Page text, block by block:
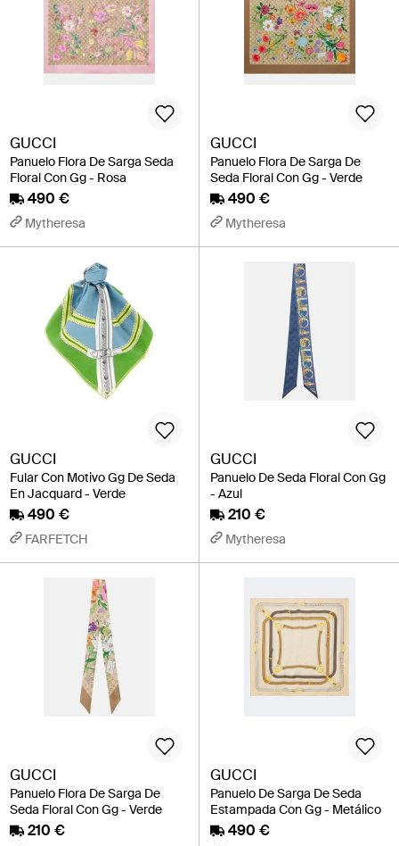
GUCCI
Panuelo Flora De Sarga Seda
Floral Con Gg - Rosa
490 €
Mytheresa
GUCCI
Panuelo Flora De Sarga De
Seda Floral Con Gg - Verde
490 €
Mytheresa
GUCCI
Fular Con Motivo Gg De Seda
En Jacquard - Verde
490 €
FARFETCH
GUCCI
Panuelo De Seda Floral Con Gg
- Azul
210 €
Mytheresa
GUCCI
Panuelo Flora De Sarga De
Seda Floral Con Gg - Verde
210 €
GUCCI
Panuelo De Sarga De Seda
Estampada Con Gg - Metálico
490 €